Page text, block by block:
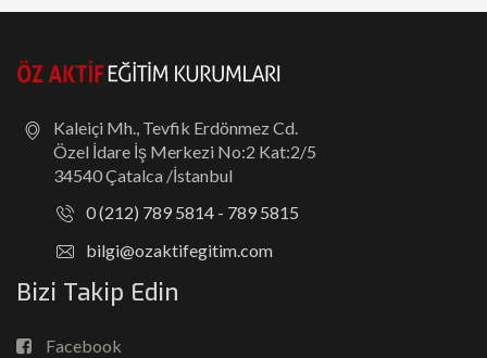
Kaleiçi Mh., Tevfik Erdönmez Cd.
Özel İdare İş Merkezi No:2 Kat:2/5
34540 Çatalca /İstanbul
0 (212) 789 5814 - 789 5815
bilgi@ozaktifegitim.com
Bizi Takip Edin
Facebook